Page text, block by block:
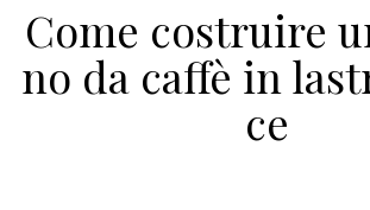
Come costruire
no da caffè in
ce